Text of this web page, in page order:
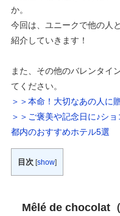
か。
今回は、ユニークで他の人
紹介していきます！
また、その他のバレンタイ
てください。
＞＞本命！大切なあの人に
＞＞ご褒美や記念日に♪シ
都内のおすすめホテル5選
目次 [show]
Mêlé de chocolat